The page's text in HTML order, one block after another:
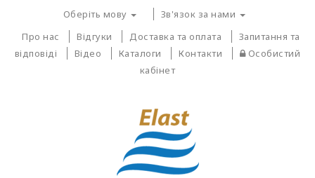
Оберіть мову
Зв'язок за нами
Про нас
Відгуки Доставка та оплата
Запитання та
відповіді
Відео Каталоги Контакти
Особистий
кабінет